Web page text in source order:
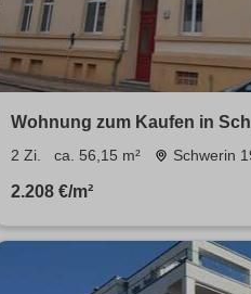
Wohnung zum Kaufen in
56.15 m²
2 Zi. ca. 56,15 m² Schwerin
2.208 €/m²